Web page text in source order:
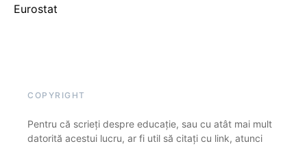
Eurostat
COPYRIGHT
Pentru că scrieți despre educație, sau cu atât mai mult
datorită acestui lucru, ar fi util să citați cu link, atunci